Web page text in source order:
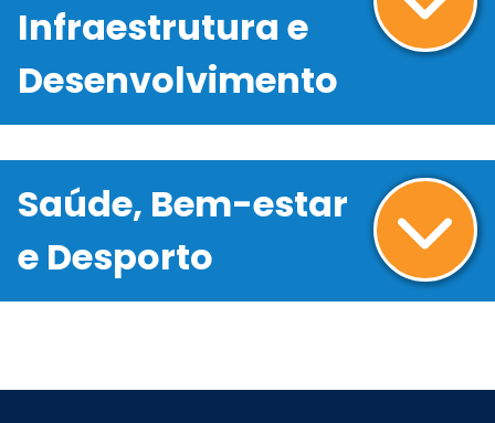
Infraestrutura e
Desenvolvimento
Saúde, Bem-estar
e Desporto